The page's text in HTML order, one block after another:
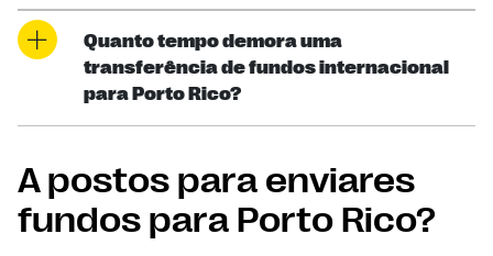
Quanto tempo demora uma
transferência de fundos internacional
para Porto Rico?
A postos para enviares
fundos para Porto Rico?